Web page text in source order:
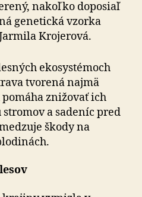
nakoľko doposiaľ
genetická vzorka
Krojerová.
ekosystémoch
tvorená najmä
znižovať ich
a sadeníc pred
škody na